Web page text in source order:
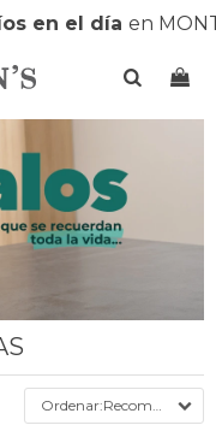
en el díaen
Recomendados